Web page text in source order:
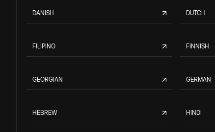
DANISH DUTCH
FILIPINO FINNISH
GEORGIAN GERMAN
HEBREW HINDI